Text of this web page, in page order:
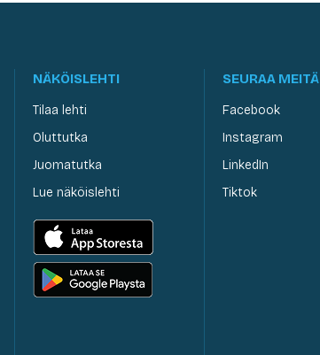
NÄKÖISLEHTI
Tilaa lehti
Oluttutka
Juomatutka
Lue näköislehti
SEURAA MEITÄ
Facebook
Instagram
LinkedIn
Tiktok